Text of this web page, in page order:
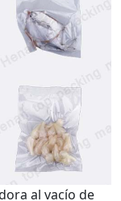
al vacío de